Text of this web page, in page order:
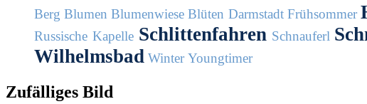
Berg Blumen Blumenwiese Blüten Darmstadt Frühsommer
Russische Kapelle Schlittenfahren Schnauferl
Wilhelmsbad Winter Youngtimer
Zufälliges Bild